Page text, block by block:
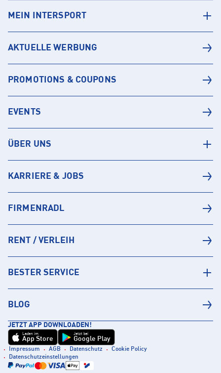
MEIN INTERSPORT
AKTUELLE WERBUNG
PROMOTIONS & COUPONS
EVENTS
ÜBER UNS
KARRIERE & JOBS
FIRMENRADL
RENT / VERLEIH
BESTER SERVICE
BLOG
JETZT APP DOWNLOADEN!
Laden im
App Store
Jetzt bei
Google Play
Impressum AGB Datenschutz
Cookie Policy
Datenschutzeinstellungen